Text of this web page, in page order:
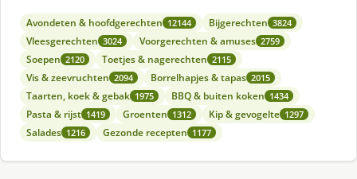
Avondeten & hoofdgerechten 12144 Bijgerechten 3824
Vleesgerechten 3024 Voorgerechten & amuses 2759
Soepen 2120 Toetjes & nagerechten 2115
Vis & zeevruchten 2094 Borrelhapjes & tapas 2015
Taarten, koek & gebak 1975 BBQ & buiten koken 1434
Pasta & rijst 1419 Groenten 1312 Kip & gevogelte 1297
Salades 1216 Gezonde recepten 1177